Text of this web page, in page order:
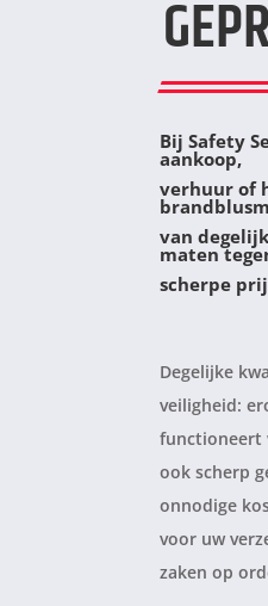
Bij Safety
aankoop,
verhuur of
van
maten
scherpe
Degelijke
veiligheid:
functioneert
ook scherp
onnodige
voor uw
zaken op